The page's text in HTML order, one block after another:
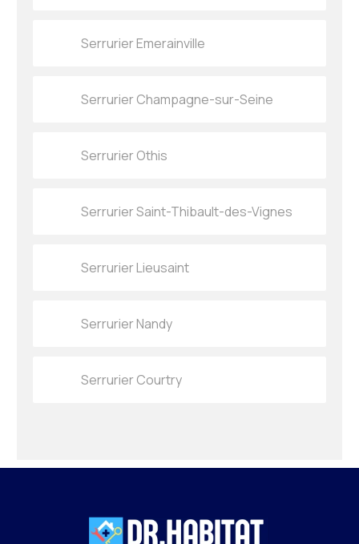
Serrurier Emerainville
Serrurier Champagne-sur-Seine
Serrurier Othis
Serrurier Saint-Thibault-des-Vignes
Serrurier Lieusaint
Serrurier Nandy
Serrurier Courtry